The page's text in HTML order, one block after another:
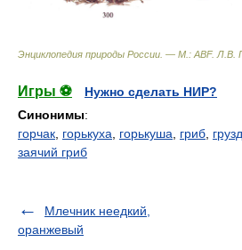
Энциклопедия природы России. — М.: ABF. Л.В.
Игры ⚽
Нужно сделать НИР?
Синонимы:
горчак горькуха горькуша гриб
заячий гриб
Млечник неедкий,
оранжевый